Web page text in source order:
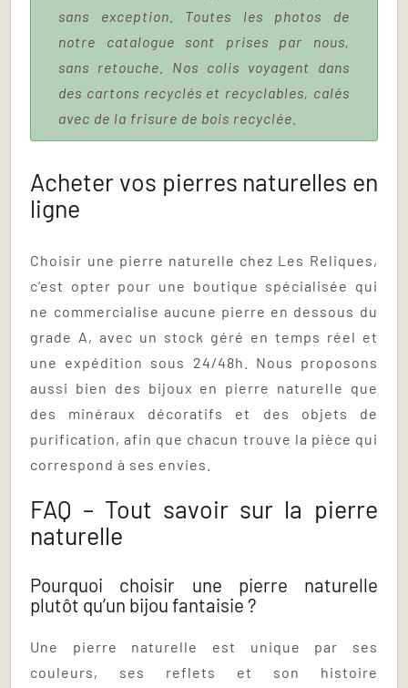
sans exception. Toutes les photos de
notre catalogue sont prises par nous,
sans retouche. Nos colis voyagent dans
des cartons recyclés et recyclables, calés
avec de la frisure de bois recyclée.
Acheter vos pierres naturelles en
ligne
Choisir une pierre naturelle chez Les Reliques,
c’est opter pour une boutique spécialisée qui
ne commercialise aucune pierre en dessous du
grade A, avec un stock géré en temps réel et
une expédition sous 24/48h. Nous proposons
aussi bien des bijoux en pierre naturelle que
des minéraux décoratifs et des objets de
purification, afin que chacun trouve la pièce qui
correspond à ses envies.
FAQ – Tout savoir sur la pierre
naturelle
Pourquoi choisir une pierre naturelle
plutôt qu’un bijou fantaisie ?
Une pierre naturelle est unique par ses
couleurs, ses reflets et son histoire